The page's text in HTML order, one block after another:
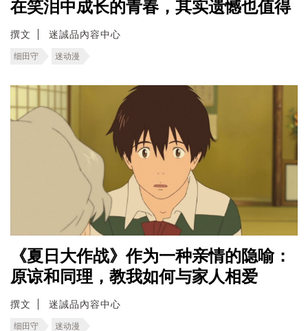
在笑泪中成长的青春，其实遗憾也值得
撰文 迷誠品內容中心
细田守 迷动漫
《夏日大作战》作为一种亲情的隐喻：
原谅和同理，教我如何与家人相爱
撰文 迷誠品內容中心
细田守 迷动漫